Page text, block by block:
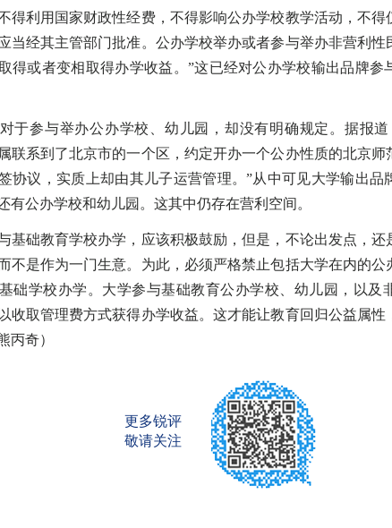
得利用国家财政性经费，不得影响公办学校教学活动，不得
当经其主管部门批准。公办学校举办或者参与举办非营利性
得或者变相取得办学收益。”这已经对公办学校输出品牌参
参与举办公办学校、幼儿园，却没有明确规定。据报道
联系到了北京市的一个区，约定开办一个公办性质的北京师
协议，实质上却由其儿子运营管理。”从中可见大学输出品
有公办学校和幼儿园。这其中仍存在营利空间。
础教育学校办学，应该积极鼓励，但是，不论出发点，还
不是作为一门生意。为此，必须严格禁止包括大学在内的公
础学校办学。大学参与基础教育公办学校、幼儿园，以及
收取管理费方式获得办学收益。这才能让教育回归公益属性
丙奇）
更多锐评
敬请关注